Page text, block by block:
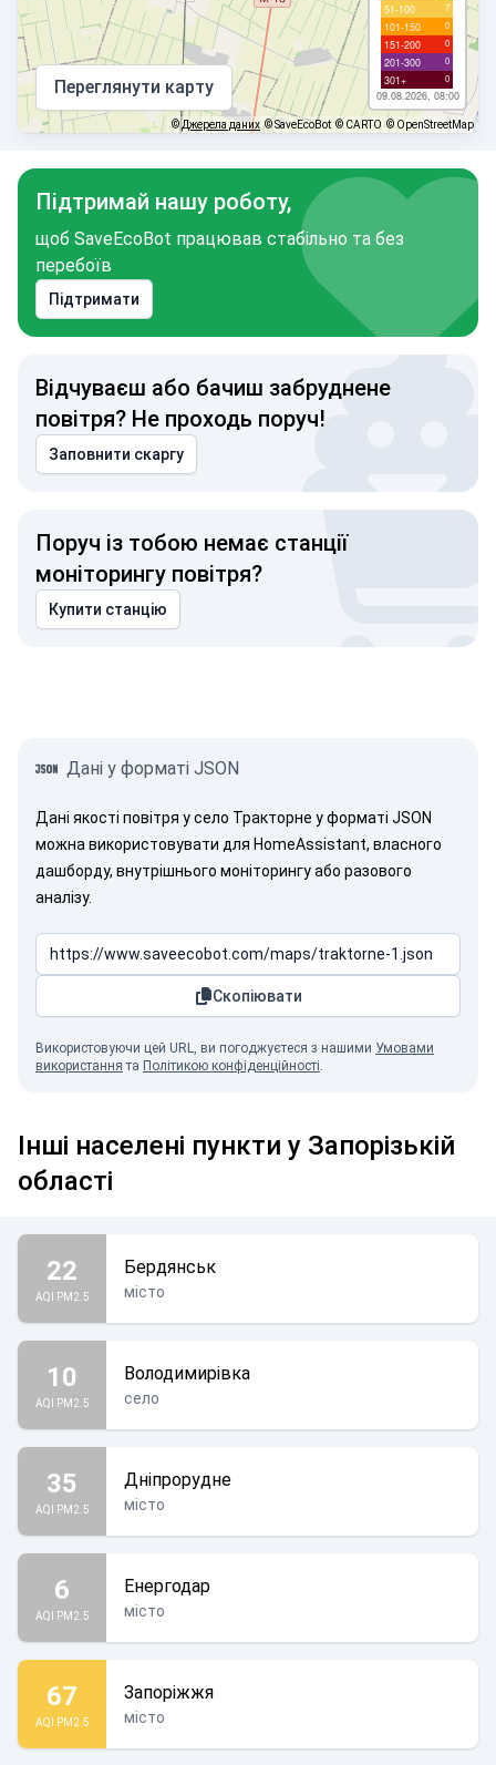
51-100 7
101-150 0
151-200 0
201-300 0
301+ 0
09.08.2026, 08:00
Переглянути карту
©Джерела даних © SaveEcoBot © CARTO © OpenStreetMap
Підтримай нашу роботу,
щоб SaveEcoBot працював стабільно та без
перебоїв
Підтримати
Відчуваєш або бачиш забруднене
повітря? Не проходь поруч!
Заповнити скаргу
Поруч із тобою немає станції
моніторингу повітря?
Купити станцію
Дані у форматі JSON
Дані якості повітря у село Тракторне у форматі JSON
можна використовувати для HomeAssistant, власного
дашборду, внутрішнього моніторингу або разового
аналізу.
Скопіювати
Використовуючи цей URL, ви погоджуєтеся з нашими Умовами
використання та Політикою конфіденційності.
Інші населені пункти у Запорізькій
області
22
AQI PM2.5
Бердянськ
місто
10
AQI PM2.5
Володимирівка
село
35
AQI PM2.5
Дніпрорудне
місто
6
AQI PM2.5
Енергодар
місто
67
AQI PM2.5
Запоріжжя
місто